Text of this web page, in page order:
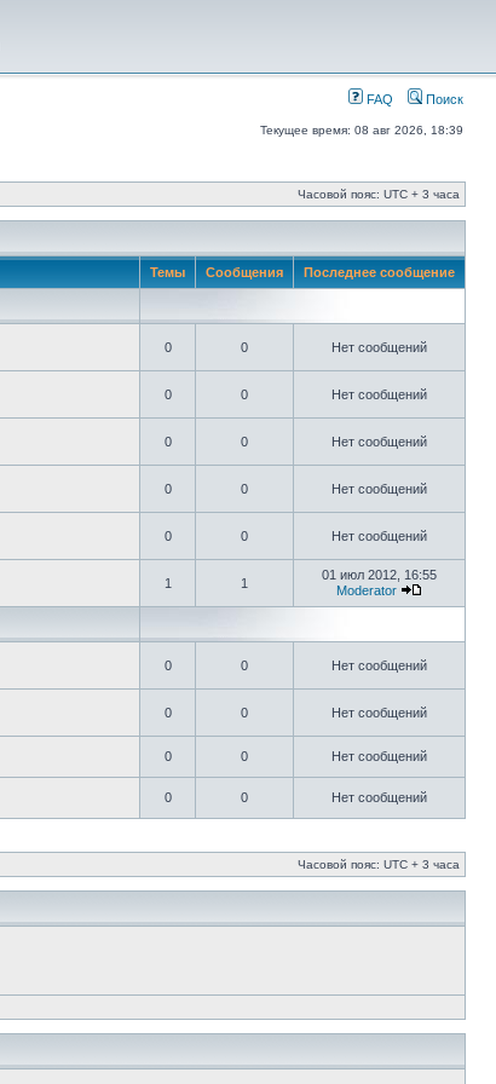
FAQ Поиск
Текущее время: 08 авг 2026, 18:39
Часовой пояс: UTC + 3 часа
Темы Сообщения Последнее сообщение
0 0 Нет сообщений
0 0 Нет сообщений
0 0 Нет сообщений
0 0 Нет сообщений
0 0 Нет сообщений
1 1
01 июл 2012, 16:55
Moderator
0 0 Нет сообщений
0 0 Нет сообщений
0 0 Нет сообщений
0 0 Нет сообщений
Часовой пояс: UTC + 3 часа